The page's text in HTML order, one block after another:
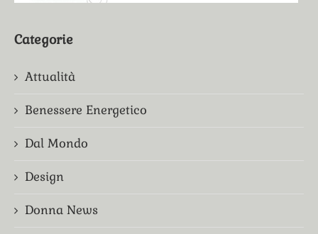
Categorie
Attualità
Benessere Energetico
Dal Mondo
Design
Donna News